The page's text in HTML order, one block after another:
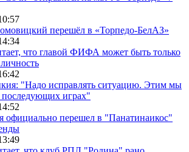
перешёл в «Торпедо-БелАЗ»
что главой ФИФА может быть только
"Надо исправлять ситуацию. Этим мы
последующих играх"
официально перешел в "Панатинаикос"